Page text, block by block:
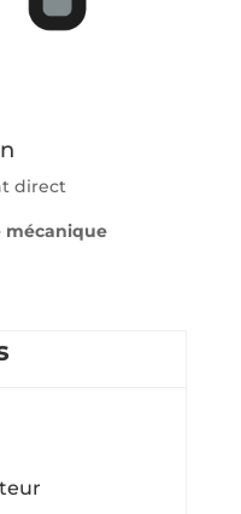
direct
mécanique